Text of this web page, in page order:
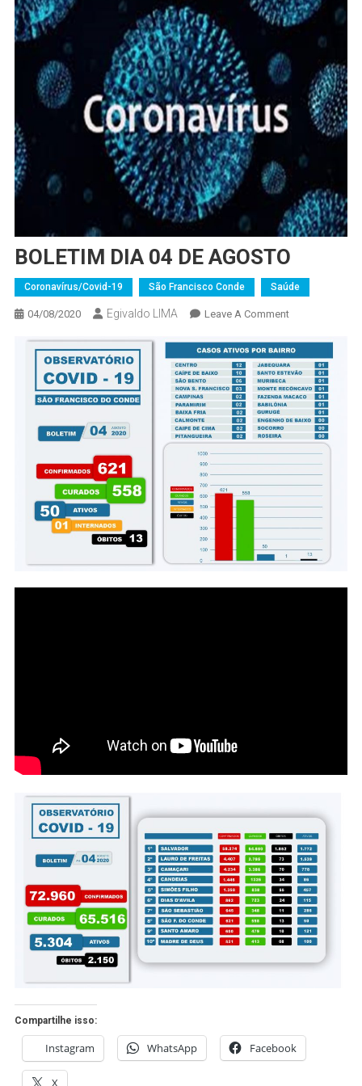
BOLETIM DIA 04 DE AGOSTO
Coronavírus/Covid-19 São Francisco Conde Saúde
04/08/2020 Egivaldo LIMA Leave A CommentOn
DIA
04
DE
AGOSTO
Compartilhe isso:
Instagram WhatsApp Facebook
X